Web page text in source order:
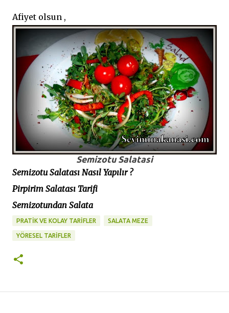
Afiyet olsun ,
Semizotu Salatasi
Semizotu Salatası Nasıl Yapılır ?
Pirpirim Salatası Tarifi
Semizotundan Salata
PRATİK VE KOLAY TARİFLER SALATA MEZE
YÖRESEL TARİFLER